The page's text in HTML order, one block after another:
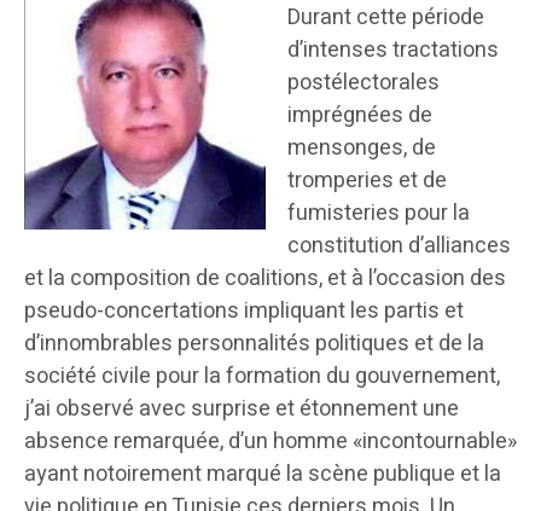
Durant cette période
d’intenses tractations
postélectorales
imprégnées de
mensonges, de
tromperies et de
fumisteries pour la
constitution d’alliances
et la composition de coalitions, et à l’occasion des
pseudo-concertations impliquant les partis et
d’innombrables personnalités politiques et de la
société civile pour la formation du gouvernement,
j’ai observé avec surprise et étonnement une
absence remarquée, d’un homme «incontournable»
ayant notoirement marqué la scène publique et la